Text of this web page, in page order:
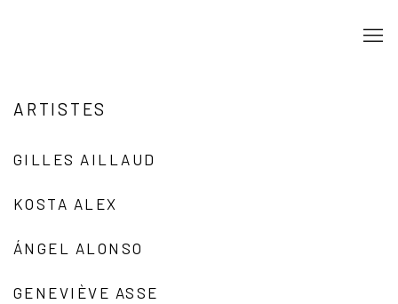
ARTISTES
GILLES AILLAUD
KOSTA ALEX
ÁNGEL ALONSO
GENEVIÈVE ASSE